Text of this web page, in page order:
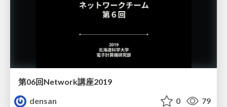
第06回Network講座2019
densan
0 79